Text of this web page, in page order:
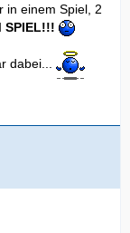
in einem Spiel, 2
SPIEL!!!
dabei...